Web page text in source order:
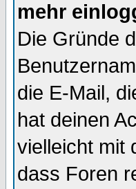
mehr
Die Gründe
die E-Mail,
hat deinen
vielleicht mit
dass Foren